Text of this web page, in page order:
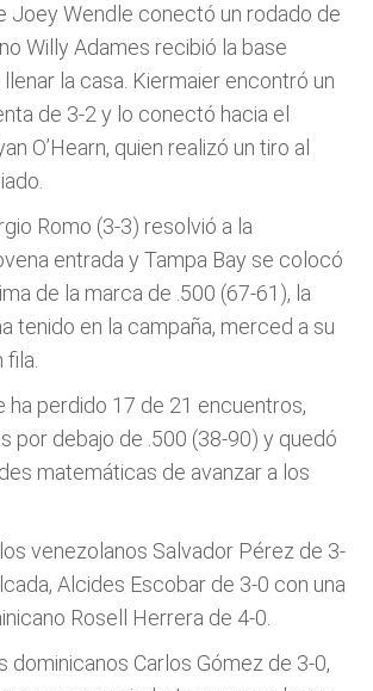
Joey Wendle conectó un rodado de
Willy Adames recibió la base
la casa. Kiermaier encontró un
de 3-2 y lo conectó hacia el
O’Hearn, quien realizó un tiro al
Romo (3-3) resolvió a la
entrada y Tampa Bay se colocó
de la marca de .500 (67-61), la
tenido en la campaña, merced a su
ha perdido 17 de 21 encuentros,
por debajo de .500 (38-90) y quedó
matemáticas de avanzar a los
venezolanos Salvador Pérez de 3-
Alcides Escobar de 3-0 con una
Rosell Herrera de 4-0.
dominicanos Carlos Gómez de 3-0,